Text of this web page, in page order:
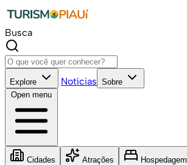
Busca
Explore Notícias Sobre
Open menu
Cidades Atrações Hospedagem